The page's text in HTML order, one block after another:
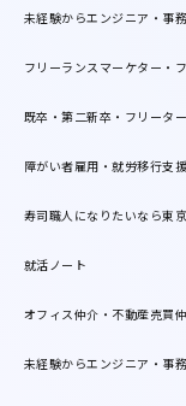
未経験からエンジニア・事
フリーランスマーケター・
既卒・第二新卒・フリータ
障がい者雇用・就労移行支
寿司職人になりたいなら東
就活ノート
オフィス仲介・不動産売買
未経験からエンジニア・事